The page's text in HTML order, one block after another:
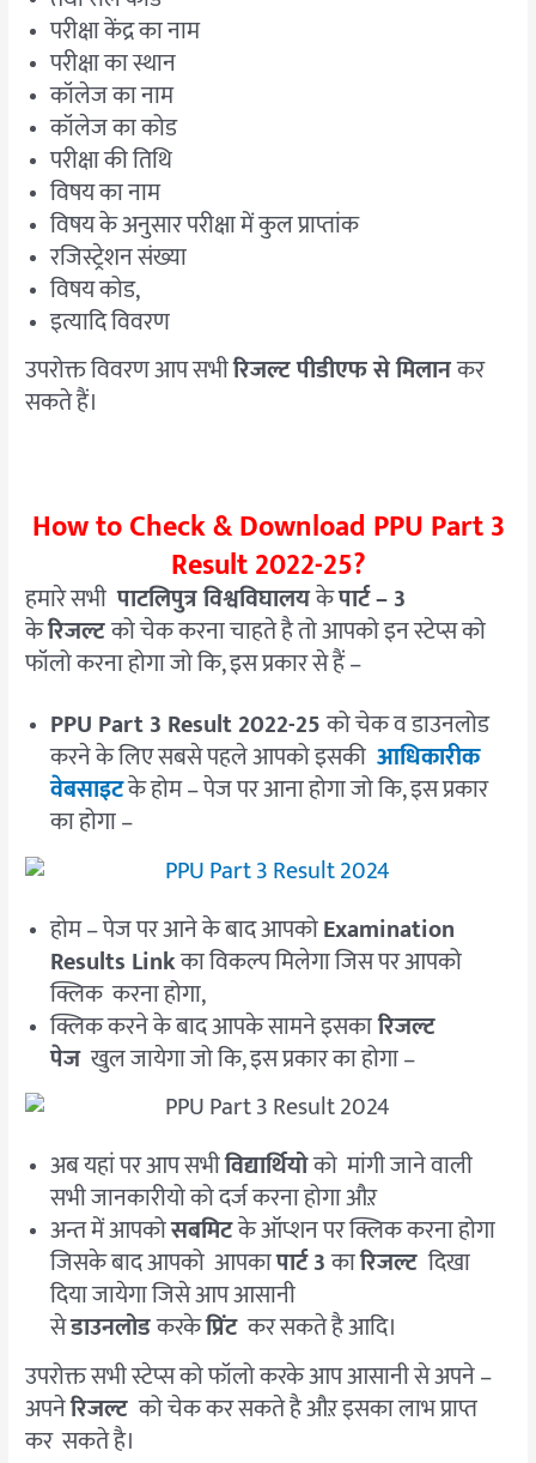
परीक्षा केंद्र का नाम
परीक्षा का स्थान
कॉलेज का नाम
कॉलेज का कोड
परीक्षा की तिथि
विषय का नाम
विषय के अनुसार परीक्षा में कुल प्राप्तांक
रजिस्ट्रेशन संख्या
विषय कोड,
इत्यादि विवरण
उपरोक्त विवरण आप सभीरिजल्ट पीडीएफ से मिलानकर
सकते हैं।
How to Check & Download PPU Part 3
Result 2022-25?
हमारे सभी पाटलिपुत्र विश्वविघालयकेपार्ट – 3
केरिजल्टको चेक करना चाहते है तो आपको इन स्टेप्स को
फॉलो करना होगा जो कि, इस प्रकार से हैं –
PPU Part 3 Result 2022-25को चेक व डाउनलोड
करने के लिए सबसे पहले आपको इसकी आधिकारीक
वेबसाइटके होम – पेज पर आना होगा जो कि, इस प्रकार
का होगा –
होम – पेज पर आने के बाद आपकोExamination
Results Linkका विकल्प मिलेगा जिस पर आपको
क्लिक करना होगा,
क्लिक करने के बाद आपके सामने इसकारिजल्ट
पेज खुल जायेगा जो कि, इस प्रकार का होगा –
अब यहां पर आप सभीविद्यार्थियोको मांगी जाने वाली
सभी जानकारीयो को दर्ज करना होगा औऱ
अन्त में आपकोसबमिटके ऑप्शन पर क्लिक करना होगा
जिसके बाद आपको आपकापार्ट 3कारिजल्ट दिखा
दिया जायेगा जिसे आप आसानी
सेडाउनलोडकरकेप्रिंट कर सकते है आदि।
उपरोक्त सभी स्टेप्स को फॉलो करके आप आसानी से अपने –
अपनेरिजल्ट को चेक कर सकते है औऱ इसका लाभ प्राप्त
कर सकते है।